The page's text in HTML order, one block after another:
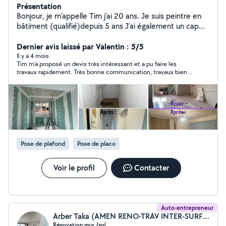
Présentation
Bonjour, je m'appelle Tim j'ai 20 ans. Je suis peintre en
bâtiment (qualifié)depuis 5 ans J'ai également un cap
environ 5/6 mois de placo Donc je maitrise ainsi toute
sorte de bandes Je suis ouvert à toute propositions et
discussions Je suis entouré de plusieurs corps de
métiers (toujours bon à savoir ;) ) N'hésitez pas à
m'envoyer un message via mon numéro perso (
ENCORE PLUS POUR DEMANDE PRIVÉE) à n'importe
quelle moment.
Dernier avis laissé par Valentin : 5/5
Il y a 4 mois
Tim m'a proposé un devis très intéressant et a pu faire les
travaux rapidement. Très bonne communication, travaux bien
hésiter.
Pose de plafond Pose de placo
Voir le profil Contacter
Auto-entrepreneur
Arber Taka (AMEN RENO-TRAV INTER-SURF ANCIEN NEUVE)